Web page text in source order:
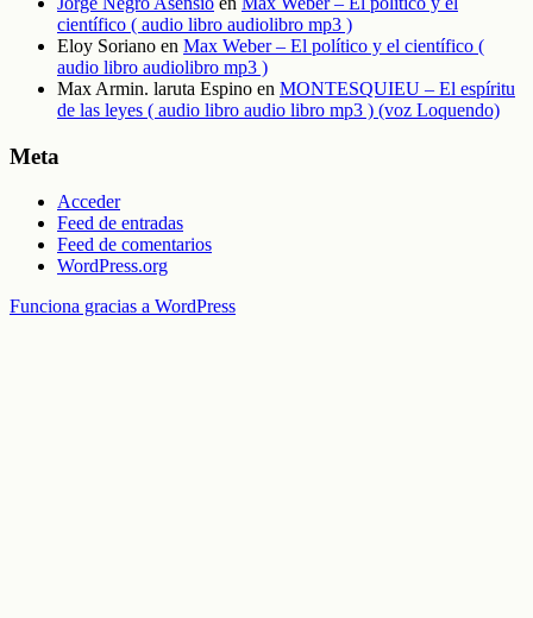
científico ( audio libro audiolibro mp3 )
Eloy Soriano en Max Weber – El político y el científico (
audio libro audiolibro mp3 )
Max Armin. laruta Espino en MONTESQUIEU – El espíritu
de las leyes ( audio libro audio libro mp3 ) (voz Loquendo)
Meta
Acceder
Feed de entradas
Feed de comentarios
WordPress.org
Funciona gracias a WordPress